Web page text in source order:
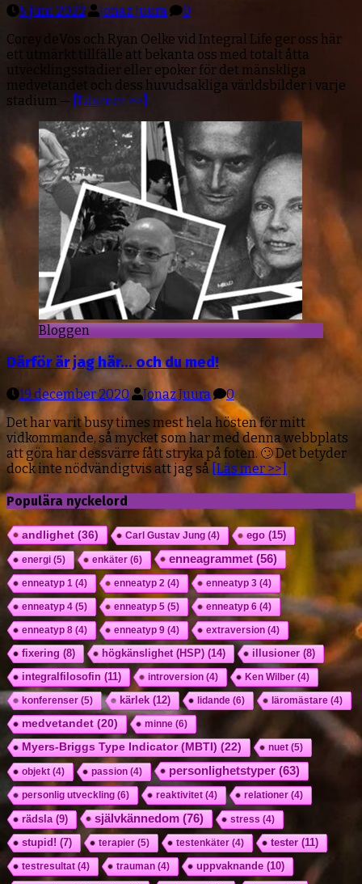
5 juni 2022 Jonaz Juura
0
Corey deVos och Ryan Oelke vid Integral Life ger oss här
ett utmärkt tillfälle att bekanta oss med totalt åtta
utvecklingsstadier eller epoker för det mänskliga
medvetandet och dess huvudsakliga världsbilder i varje
stadium — [Läs mer >>]
Bloggen
Därför är jag här… och du med!
19 december 2020 Jonaz Juura
0
Det har varit busy times mest hela hösten för mitt
vidkommande, så mycket som har med denna webbplats
att göra har dessvärre fått stryka på foten. 🙄 Det betyder
dock inte nödvändigtvis att jag så [Läs mer >>]
Populära nyckelord
andlighet(36) Carl Gustav Jung (4) ego(15)
energi (5) enkäter(6) enneagrammet(56)
enneatyp 1 (4) enneatyp 2 (4) enneatyp 3 (4)
enneatyp 4 (5) enneatyp 5 (5) enneatyp 6 (4)
enneatyp 8 (4) enneatyp 9 (4) extraversion (4)
fixering (8) högkänslighet (HSP)(14) illusioner(8)
integralfilosofin(11) introversion (4) Ken Wilber(4)
konferenser(5) kärlek(12) lidande (6) läromästare (4)
medvetandet(20) minne (6)
Myers-Briggs Type Indicator (MBTI)(22) nuet(5)
objekt(4) passion (4) personlighetstyper(63)
personlig utveckling (6) reaktivitet(4) relationer(4)
rädsla(9) självkännedom(76) stress (4)
stupid!(7) terapier(5) testenkäter(4) tester(11)
testresultat(4) trauman (4) uppvaknande(10)